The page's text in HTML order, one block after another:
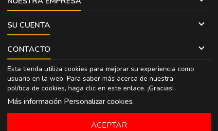
SU CUENTA 
CONTACTO 
Esta tienda utiliza cookies para mejorar su experiencia como
usuario en la web. Para saber más acerca de nuestra
política de cookies, haga clic en este enlace. ¡Gracias!
Más información Personalizar cookies
ACEPTAR